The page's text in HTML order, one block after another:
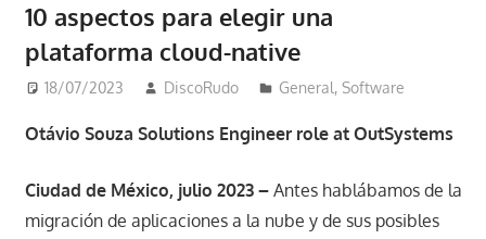
10 aspectos para elegir una
plataforma cloud-native
18/07/2023 DiscoRudo General,Software
Otávio Souza Solutions Engineer role at OutSystems
Ciudad de México, julio 2023 –Antes hablábamos de la
migración de aplicaciones a la nube y de sus posibles